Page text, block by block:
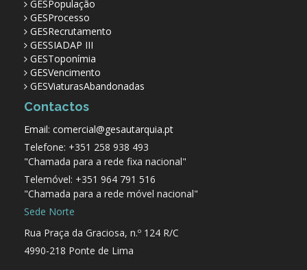
GESPopulação
GESProcesso
GESRecrutamento
GESSIADAP III
GESToponímia
GESVencimento
GESViaturasAbandonadas
Contactos
Email: comercial@gesautarquia.pt
Telefone: +351 258 938 493
"Chamada para a rede fixa nacional"
Telemóvel: +351 964 791 516
"Chamada para a rede móvel nacional"
Sede Norte
Rua Praça da Graciosa, n.º 124 R/C
4990-218 Ponte de Lima